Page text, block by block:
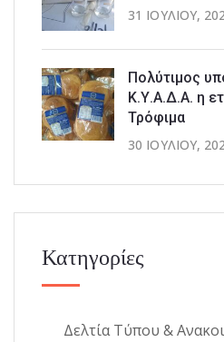
31 ΙΟΥΛΊΟΥ,
Πολύτιμος
Κ.Υ.Α.Δ.Α. η
Τρόφιμα
30 ΙΟΥΛΊΟΥ,
Κατηγορίες
Δελτία Τύπου &